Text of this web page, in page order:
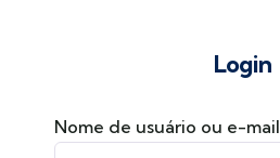
Login
Nome de usuário ou e-mail